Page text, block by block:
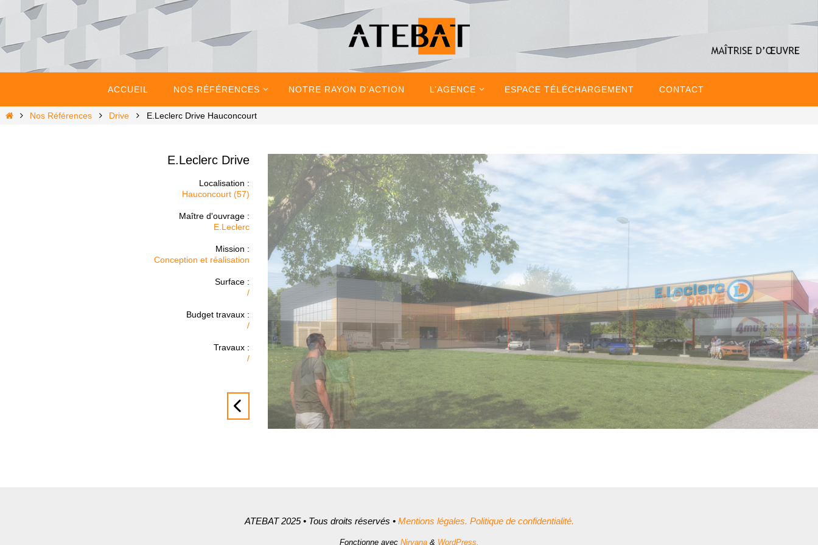
Passer
vers
le
contenu
ACCUEIL NOS RÉFÉRENCES NOTRE RAYON D’ACTION L’AGENCE ESPACE TÉLÉCHARGEMENT CONTACT
HomeNos Références Drive E.Leclerc Drive Hauconcourt
E.Leclerc Drive
Localisation :
Hauconcourt (57)
Maître d'ouvrage :
E.Leclerc
Mission :
Conception et réalisation
Surface :
/
Budget travaux :
/
Travaux :
/
ATEBAT 2025 • Tous droits réservés • Mentions légales. Politique de confidentialité.
Fonctionne avec Nirvana& WordPress.